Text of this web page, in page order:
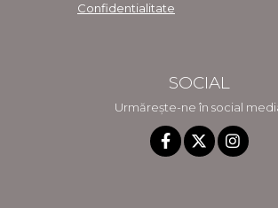
Confidentialitate
SOCIAL
Urmărește-ne în social